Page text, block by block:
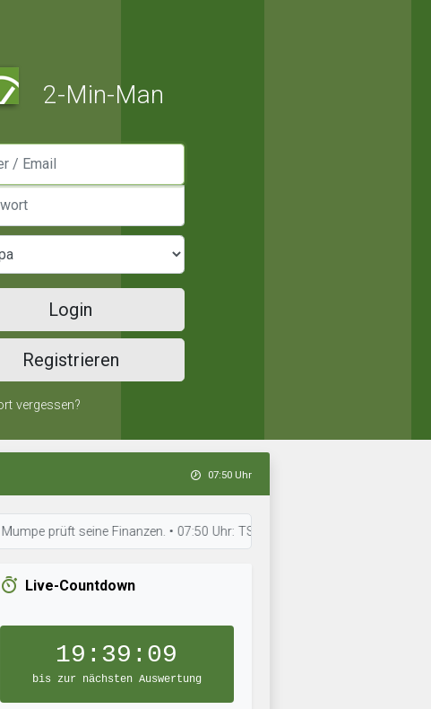
2-Min-Man
Login
Registrieren
vergessen?
07:50 Uhr
prüft seine Finanzen. • 07:50 Uhr: TSV 1860 Limassol arbeitet an der
Live-Countdown
19:39:08
bis zur nächsten Auswertung